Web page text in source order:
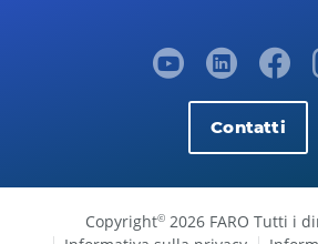
Contatti
Copyright©2026 FARO Tutti i